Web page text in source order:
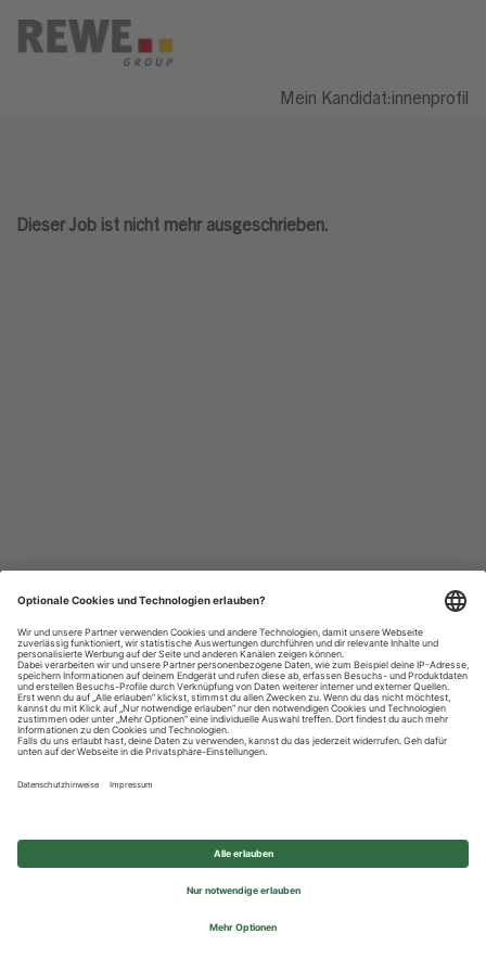
Mein Kandidat:innenprofil
Dieser Job ist nicht mehr ausgeschrieben.
Datenschutzhinweise
Impressum
Privatsphäre-Einstellungen
© 2026 REWE Group - All rights reserved